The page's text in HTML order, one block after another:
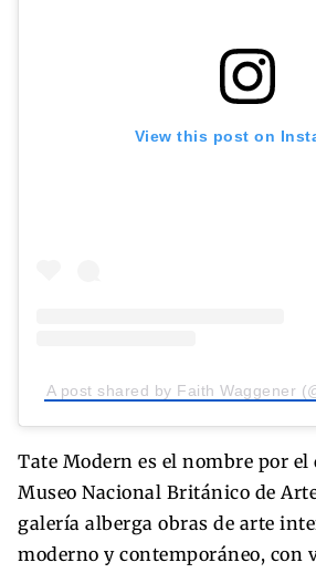
View this post on
A post shared by Faith Waggener
Tate Modern es el nombre por el
Museo Nacional Británico de
galería alberga obras de arte
moderno y contemporáneo, con